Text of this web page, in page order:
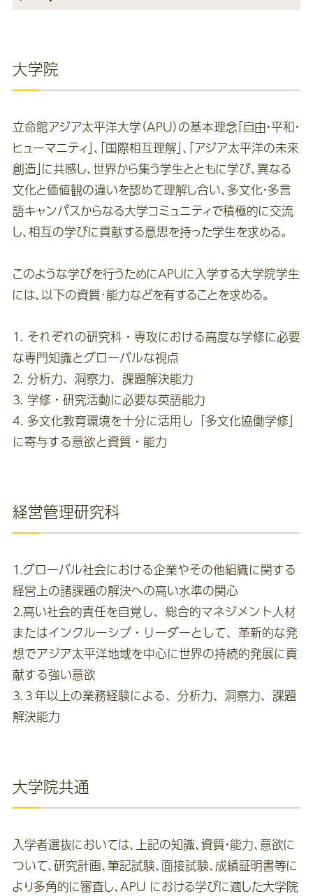
大学院
立命館アジア太平洋大学（APU）の基本理念「自由・平和・
ヒューマニティ」、「国際相互理解」、「アジア太平洋の未来
創造」に共感し、世界から集う学生とともに学び、異なる
文化と価値観の違いを認めて理解し合い、多文化・多言
語キャンパスからなる大学コミュニティで積極的に交流
し、相互の学びに貢献する意思を持った学生を求める。
このような学びを行うためにAPUに入学する大学院学生
には、以下の資質･能力などを有することを求める。
1. それぞれの研究科・専攻における高度な学修に必要
な専門知識とグローバルな視点
2. 分析力、洞察力、課題解決能力
3. 学修・研究活動に必要な英語能力
4. 多文化教育環境を十分に活用し「多文化協働学修」
に寄与する意欲と資質・能力
経営管理研究科
1.グローバル社会における企業やその他組織に関する
経営上の諸課題の解決への高い水準の関心
2.高い社会的責任を自覚し、総合的マネジメント人材
またはインクルーシブ・リーダーとして、革新的な発
想でアジア太平洋地域を中心に世界の持続的発展に貢
献する強い意欲
3.３年以上の業務経験による、分析力、洞察力、課題
解決能力
大学院共通
入学者選抜においては、上記の知識、資質・能力、意欲に
ついて、研究計画、筆記試験、面接試験、成績証明書等に
より多角的に審査し、APU における学びに適した大学院